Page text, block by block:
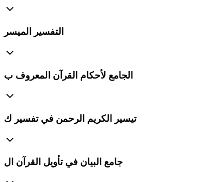
التفسير الميسر
الجامع لأحكام القرآن المعروف ب
تيسير الكريم الرحمن في تفسير ك
جامع البيان في تأويل القرآن ال